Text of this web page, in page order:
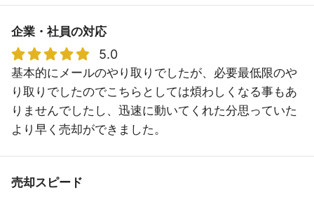
企業・社員の対応
5.0
基本的にメールのやり取りでしたが、必要最低限のや
り取りでしたのでこちらとしては煩わしくなる事もあ
りませんでしたし、迅速に動いてくれた分思っていた
より早く売却ができました。
売却スピード